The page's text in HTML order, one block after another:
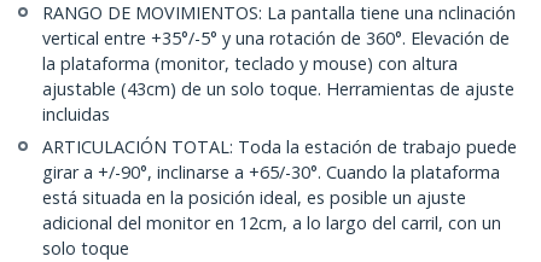
RANGO DE MOVIMIENTOS: La pantalla tiene una nclinación
vertical entre +35°/-5° y una rotación de 360°. Elevación de
la plataforma (monitor, teclado y mouse) con altura
ajustable (43cm) de un solo toque. Herramientas de ajuste
incluidas
ARTICULACIÓN TOTAL: Toda la estación de trabajo puede
girar a +/-90°, inclinarse a +65/-30°. Cuando la plataforma
está situada en la posición ideal, es posible un ajuste
adicional del monitor en 12cm, a lo largo del carril, con un
solo toque